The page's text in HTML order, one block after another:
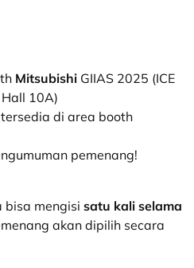
Mitsubishi GIIAS 2025 (ICE
10A)
di area booth
pemenang!
bisa mengisi satu kali selama
akan dipilih secara